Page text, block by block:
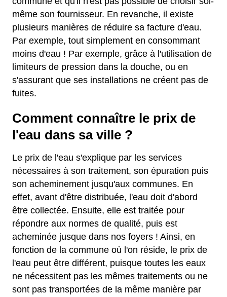
même son fournisseur. En revanche, il existe
plusieurs manières de réduire sa facture d'eau.
Par exemple, tout simplement en consommant
moins d'eau ! Par exemple, grâce à l'utilisation de
limiteurs de pression dans la douche, ou en
s'assurant que ses installations ne créent pas de
fuites.
Comment connaître le prix de
l'eau dans sa ville ?
Le prix de l'eau s'explique par les services
nécessaires à son traitement, son épuration puis
son acheminement jusqu'aux communes. En
effet, avant d'être distribuée, l'eau doit d'abord
être collectée. Ensuite, elle est traitée pour
répondre aux normes de qualité, puis est
acheminée jusque dans nos foyers ! Ainsi, en
fonction de la commune où l'on réside, le prix de
l'eau peut être différent, puisque toutes les eaux
ne nécessitent pas les mêmes traitements ou ne
sont pas transportées de la même manière par